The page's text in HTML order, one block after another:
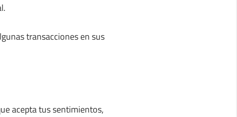
transacciones en sus
acepta tus sentimientos,